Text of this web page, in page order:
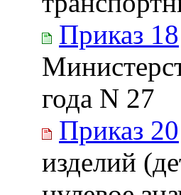
Приказ 18
года N 27
Приказ 20
изделий